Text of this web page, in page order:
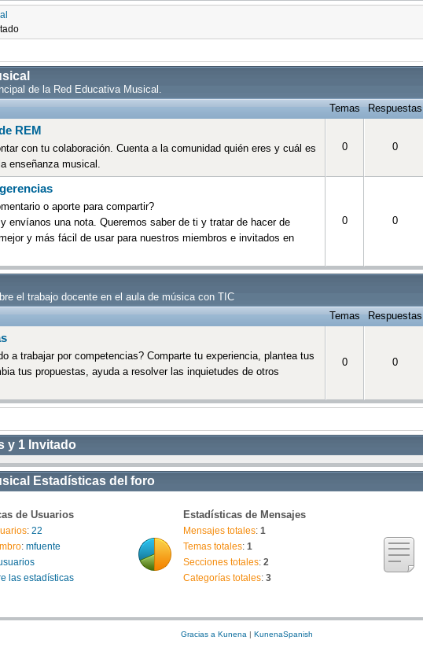
de la Red Educativa Musical.
Temas Respuestas
REM
con tu colaboración. Cuenta a la comunidad quién eres y cuál es
enseñanza musical.
0 0
o aporte para compartir?
envíanos una nota. Queremos saber de ti y tratar de hacer de
y más fácil de usar para nuestros miembros e invitados en
0 0
el trabajo docente en el aula de música con TIC
Temas Respuestas
a trabajar por competencias? Comparte tu experiencia, plantea tus
tus propuestas, ayuda a resolver las inquietudes de otros
0 0
y 1 Invitado
Estadísticas del foro
de Usuarios
: 22
: mfuente
las estadísticas
Estadísticas de Mensajes
Mensajes totales: 1
Temas totales: 1
Secciones totales: 2
Categorías totales: 3
Gracias a Kunena | KunenaSpanish